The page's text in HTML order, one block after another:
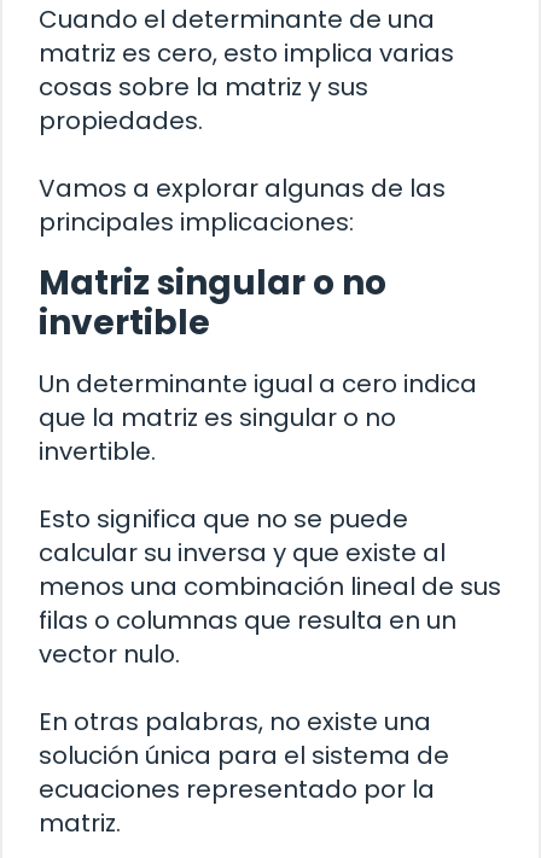
Cuando el determinante de una
matriz es cero, esto implica varias
cosas sobre la matriz y sus
propiedades.
Vamos a explorar algunas de las
principales implicaciones:
Matriz singular o no
invertible
Un determinante igual a cero indica
que la matriz es singular o no
invertible.
Esto significa que no se puede
calcular su inversa y que existe al
menos una combinación lineal de sus
filas o columnas que resulta en un
vector nulo.
En otras palabras, no existe una
solución única para el sistema de
ecuaciones representado por la
matriz.